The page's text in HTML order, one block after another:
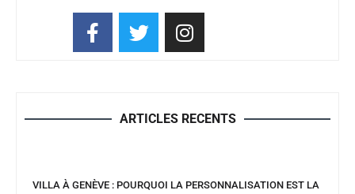
ARTICLES RECENTS
VILLA À GENÈVE : POURQUOI LA PERSONNALISATION EST LA